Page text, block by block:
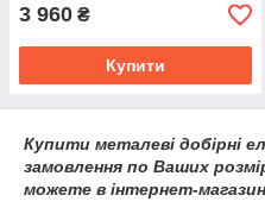
3 960 ₴
Купити
Купити металеві добірні
замовлення по Ваших
можете в інтернет-